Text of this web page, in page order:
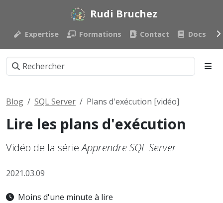
Rudi Bruchez
Expertise Formations Contact Docs
Blog SQL Server Plans d'exécution [vidéo]
Lire les plans d'exécution
Vidéo de la sérieApprendre SQL Server
2021.03.09
Moins d'une minute à lire